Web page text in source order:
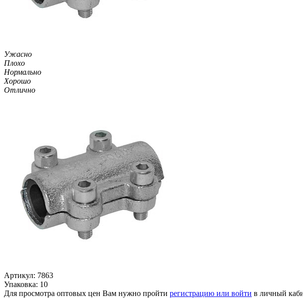
Ужасно
Плохо
Нормально
Хорошо
Отлично
Артикул: 7863
Упаковка: 10
Для просмотра оптовых цен Вам нужно пройти регистрацию или войти в личный